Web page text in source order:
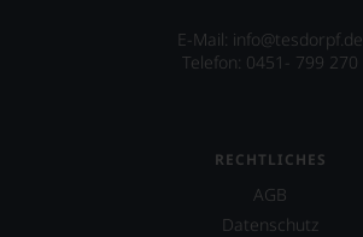
E-Mail: info@tesdorpf.de
Telefon: 0451- 799 270
RECHTLICHES
AGB
Datenschutz